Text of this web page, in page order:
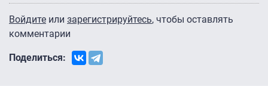
Войдите или зарегистрируйтесь, чтобы оставлять
комментарии
Поделиться: